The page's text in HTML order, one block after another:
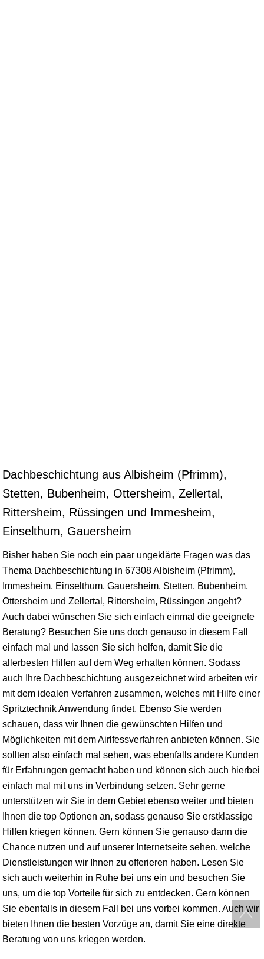
Dachbeschichtung aus Albisheim (Pfrimm),
Stetten, Bubenheim, Ottersheim, Zellertal,
Rittersheim, Rüssingen und Immesheim,
Einselthum, Gauersheim
Bisher haben Sie noch ein paar ungeklärte Fragen was das
Thema Dachbeschichtung in 67308 Albisheim (Pfrimm),
Immesheim, Einselthum, Gauersheim, Stetten, Bubenheim,
Ottersheim und Zellertal, Rittersheim, Rüssingen angeht?
Auch dabei wünschen Sie sich einfach einmal die geeignete
Beratung? Besuchen Sie uns doch genauso in diesem Fall
einfach mal und lassen Sie sich helfen, damit Sie die
allerbesten Hilfen auf dem Weg erhalten können. Sodass
auch Ihre Dachbeschichtung ausgezeichnet wird arbeiten wir
mit dem idealen Verfahren zusammen, welches mit Hilfe einer
Spritztechnik Anwendung findet. Ebenso Sie werden
schauen, dass wir Ihnen die gewünschten Hilfen und
Möglichkeiten mit dem Airlfessverfahren anbieten können. Sie
sollten also einfach mal sehen, was ebenfalls andere Kunden
für Erfahrungen gemacht haben und können sich auch hierbei
einfach mal mit uns in Verbindung setzen. Sehr gerne
unterstützen wir Sie in dem Gebiet ebenso weiter und bieten
Ihnen die top Optionen an, sodass genauso Sie erstklassige
Hilfen kriegen können. Gern können Sie genauso dann die
Chance nutzen und auf unserer Internetseite sehen, welche
Dienstleistungen wir Ihnen zu offerieren haben. Lesen Sie
sich auch weiterhin in Ruhe bei uns ein und besuchen Sie
uns, um die top Vorteile für sich zu entdecken. Gern können
Sie ebenfalls in diesem Fall bei uns vorbei kommen. Auch wir
bieten Ihnen die besten Vorzüge an, damit Sie eine direkte
Beratung von uns kriegen werden.